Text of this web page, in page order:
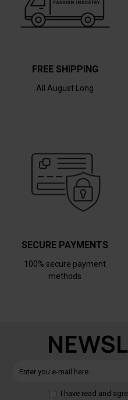
FREE SHIPPING
All August Long
SECURE PAYMENTS
100% secure payment
methods
I have read and